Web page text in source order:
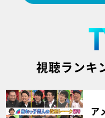
視聴ランキ
ア